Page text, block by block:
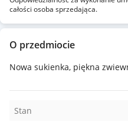
całości osoba sprzedająca.
O przedmiocie
Nowa sukienka, piękna
Stan